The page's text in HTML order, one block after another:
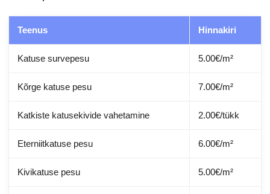
Teenus Hinnakiri
Katuse survepesu 5.00€/m²
Kõrge katuse pesu 7.00€/m²
Katkiste katusekivide vahetamine 2.00€/tükk
Eterniitkatuse pesu 6.00€/m²
Kivikatuse pesu 5.00€/m²